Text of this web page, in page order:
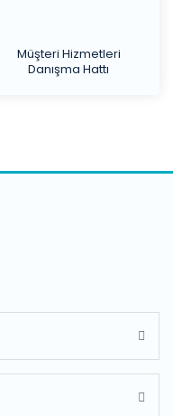
Müşteri Hizmetleri
Danışma Hattı